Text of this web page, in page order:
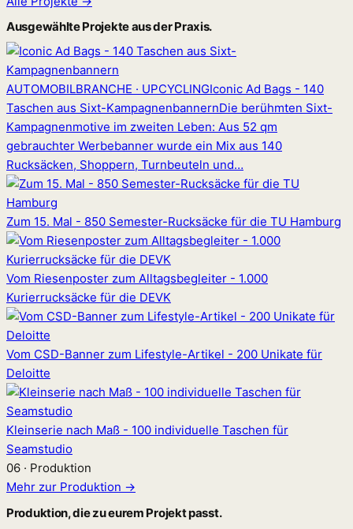
Ausgewählte Projekte aus der Praxis.
AUTOMOBILBRANCHE · UPCYCLINGIconic Ad Bags - 140
Taschen aus Sixt-KampagnenbannernDie berühmten Sixt-
Kampagnenmotive im zweiten Leben: Aus 52 qm
gebrauchter Werbebanner wurde ein Mix aus 140
Rucksäcken, Shoppern, Turnbeuteln und…
Zum 15. Mal - 850 Semester-Rucksäcke für die TU Hamburg
Vom Riesenposter zum Alltagsbegleiter - 1.000
Kurierrucksäcke für die DEVK
Vom CSD-Banner zum Lifestyle-Artikel - 200 Unikate für
Deloitte
Kleinserie nach Maß - 100 individuelle Taschen für
Seamstudio
06 · Produktion
Mehr zur Produktion →
Produktion, die zu eurem Projekt passt.